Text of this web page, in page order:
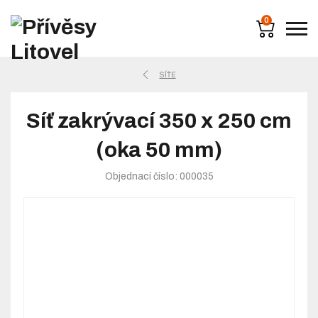
0
SÍŤE
Síť zakrývací 350 x 250 cm
(oka 50 mm)
Objednací číslo: 000035